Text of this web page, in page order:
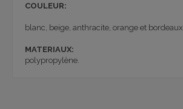
COULEUR:
blanc, beige, anthracite, orange et bordeaux
MATERIAUX:
polypropylène.